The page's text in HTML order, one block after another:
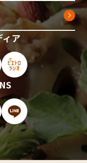
ィア
新しいウィンドウで
ラインストア（新しい
トロホームタウン（新
ピエトロラジオ（新
で開きます）
新しいウィンドウで開
（新しいウィンド
LINE（新しいウィン